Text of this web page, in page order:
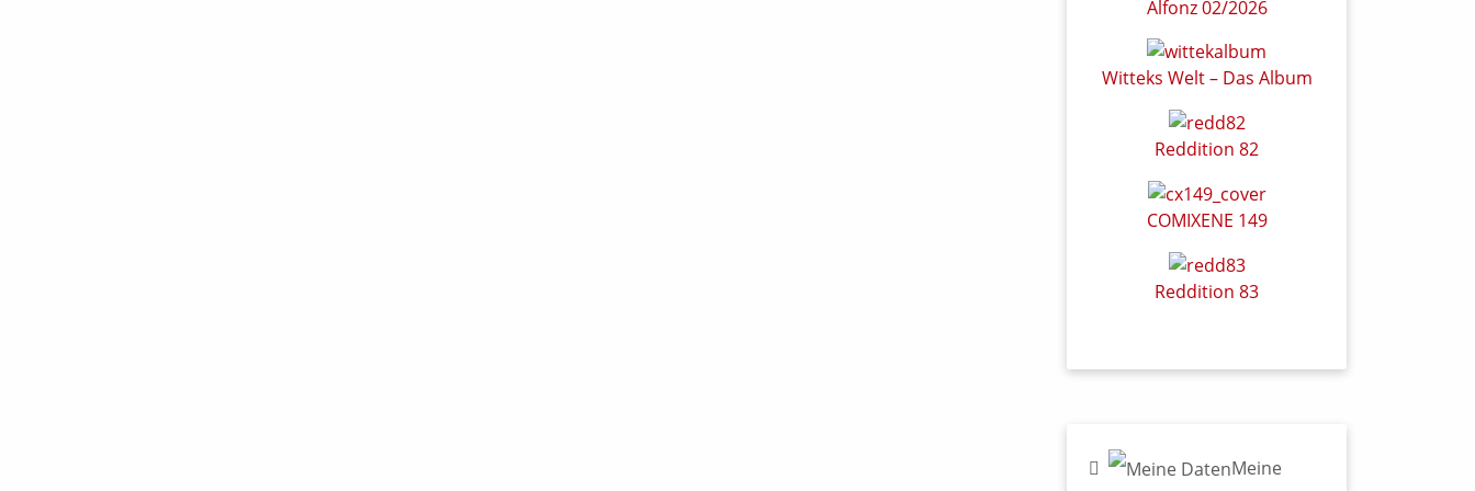
Alfonz 02/2026
Witteks Welt – Das Album
Reddition 82
COMIXENE 149
Reddition 83
Meine